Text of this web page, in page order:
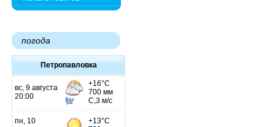
погода
Петропавловка